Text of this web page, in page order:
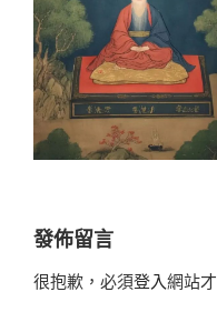
發佈留言
很抱歉，必須登入網站